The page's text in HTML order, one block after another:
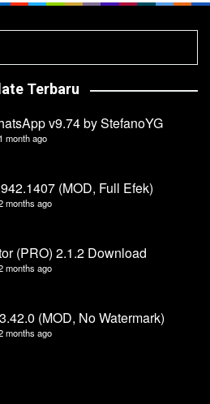
Terbaru
v9.74 by StefanoYG
month ago
(MOD, Full Efek)
months ago
(PRO) 2.1.2 Download
months ago
(MOD, No Watermark)
months ago